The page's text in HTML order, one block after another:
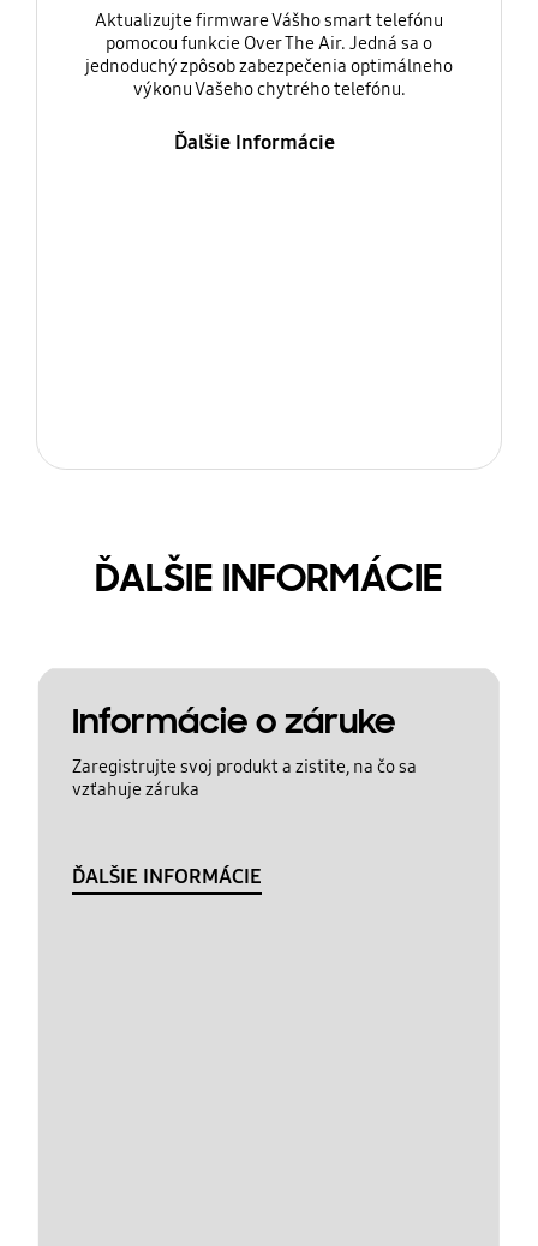
Aktualizujte firmware Vášho smart telefónu
pomocou funkcie Over The Air. Jedná sa o
jednoduchý zpôsob zabezpečenia optimálneho
výkonu Vašeho chytrého telefónu.
Ďalšie Informácie
ĎALŠIE INFORMÁCIE
Informácie o záruke
Zaregistrujte svoj produkt a zistite, na čo sa
vzťahuje záruka
ĎALŠIE INFORMÁCIE